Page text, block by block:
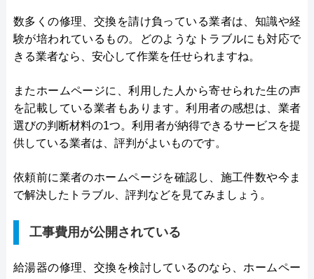
数多くの修理、交換を請け負っている業者は、知識や経
験が培われているもの。どのようなトラブルにも対応で
きる業者なら、安心して作業を任せられますね。
またホームページに、利用した人から寄せられた生の声
を記載している業者もあります。利用者の感想は、業者
選びの判断材料の1つ。利用者が納得できるサービスを提
供している業者は、評判がよいものです。
依頼前に業者のホームページを確認し、施工件数や今ま
で解決したトラブル、評判などを見てみましょう。
工事費用が公開されている
給湯器の修理、交換を検討しているのなら、ホームペー